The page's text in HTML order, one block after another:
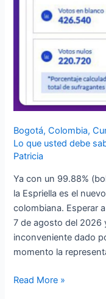
Bogotá,Colombia,
Lo que usted debe
Patricia
Ya con un 99.88%
la Espriella es el
colombiana. Esperar
7 de agosto del 2026
inconveniente dado
momento la
Read More »